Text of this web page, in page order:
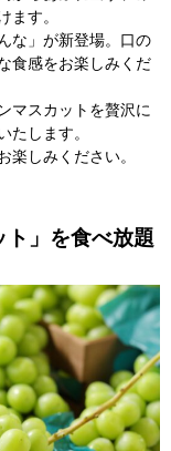
ます。
な」が新登場。口の
食感をお楽しみくだ
マスカットを贅沢に
たします。
楽しみください。
」を食べ放題